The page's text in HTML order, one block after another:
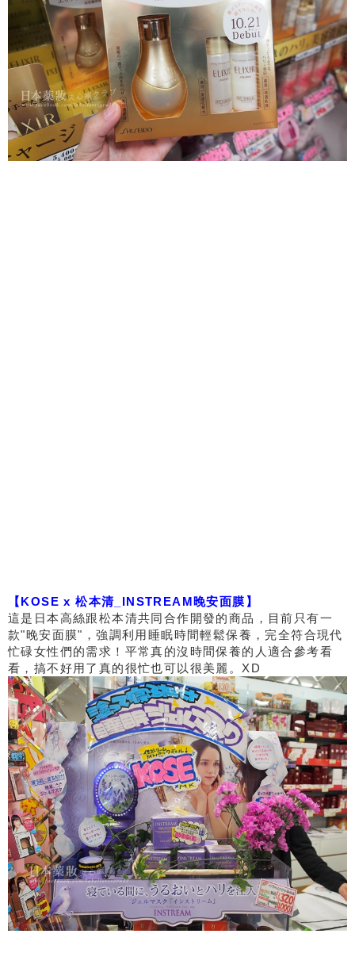
【KOSE x 松本清_INSTREAM晚安面膜】
這是日本高絲跟松本清共同合作開發的商品，目前只有一
款"晚安面膜"，強調利用睡眠時間輕鬆保養，完全符合現代
忙碌女性們的需求！平常真的沒時間保養的人適合參考看
看，搞不好用了真的很忙也可以很美麗。XD